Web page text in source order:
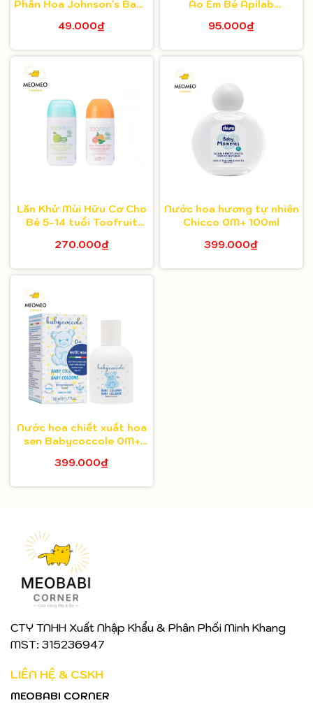
Phấn Hoa Johnson's Baby
49.000₫
Áo Em Bé Apilab
95.000₫
Lăn Khử Mùi Hữu Cơ Cho
Bé 5-14 tuổi Toofruit
270.000₫
Nước hoa hương tự nhiên
Chicco 0M+ 100ml
399.000₫
Nước hoa chiết xuất hoa
sen Babycoccole 0M+
399.000₫
CTY TNHH Xuất Nhập Khẩu & Phân Phối Minh Khang
MST: 315236947
LIÊN HỆ & CSKH
MEOBABI CORNER